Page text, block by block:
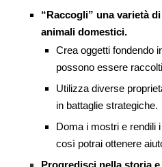
“Raccogli” una varietà
animali domestici.
Crea oggetti fondendo
possono essere
Utilizza diverse
in battaglie strategiche.
Doma i mostri e rendili
così potrai ottenere
Progredisci nella storia